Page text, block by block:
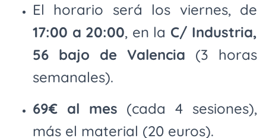
El horario será los viernes, de
17:00 a 20:00, en la C/ Industria,
56 bajo de Valencia (3 horas
semanales).
69€ al mes (cada 4 sesiones),
más el material (20 euros).